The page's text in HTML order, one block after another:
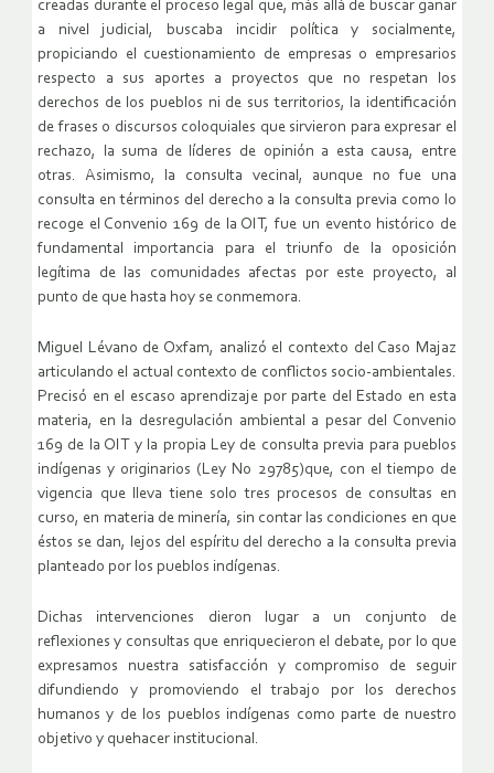
creadas durante el proceso legal que, más allá de buscar ganar
a nivel judicial, buscaba incidir política y socialmente,
propiciando el cuestionamiento de empresas o empresarios
respecto a sus aportes a proyectos que no respetan los
derechos de los pueblos ni de sus territorios, la identificación
de frases o discursos coloquiales que sirvieron para expresar el
rechazo, la suma de líderes de opinión a esta causa, entre
otras. Asimismo, la consulta vecinal, aunque no fue una
consulta en términos del derecho a la consulta previa como lo
recoge el Convenio 169 de la OIT, fue un evento histórico de
fundamental importancia para el triunfo de la oposición
legítima de las comunidades afectas por este proyecto, al
punto de que hasta hoy se conmemora.
Miguel Lévano de Oxfam, analizó el contexto del Caso Majaz
articulando el actual contexto de conflictos socio-ambientales.
Precisó en el escaso aprendizaje por parte del Estado en esta
materia, en la desregulación ambiental a pesar del Convenio
169 de la OIT y la propia Ley de consulta previa para pueblos
indígenas y originarios (Ley No 29785)que, con el tiempo de
vigencia que lleva tiene solo tres procesos de consultas en
curso, en materia de minería, sin contar las condiciones en que
éstos se dan, lejos del espíritu del derecho a la consulta previa
planteado por los pueblos indígenas.
Dichas intervenciones dieron lugar a un conjunto de
reflexiones y consultas que enriquecieron el debate, por lo que
expresamos nuestra satisfacción y compromiso de seguir
difundiendo y promoviendo el trabajo por los derechos
humanos y de los pueblos indígenas como parte de nuestro
objetivo y quehacer institucional.